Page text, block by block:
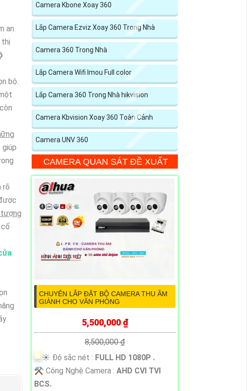
an
thị
bộ.
giúp
rõ
tượng
cố
Camera Kbone Xoay 360
Lắp Camera Ezviz Xoay 360 Trong Nhà
Camera 360 Trong Nhà
Lắp Camera Wifi Imou Full color
Lắp Camera 360 Trong Nhà hikvision
Camera Kbvision Xoay 360 Toàn Cảnh
Camera UNV 360
CAMERA QUAN SÁT ĐỀ XUẤT
CHUYÊN LẮP ĐẶT BỘ CAMERA THU ÂM
GIÀNH CHO VĂN PHÒNG
5,500,000 ₫
8,500,000 ₫
☀️ Độ sắc nét : FULL HD 1080P .
⚒ Công Nghệ Camera : AHD CVI TVI
BCS.